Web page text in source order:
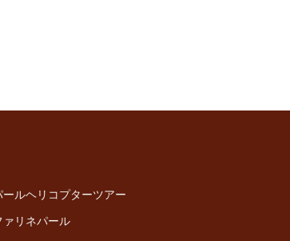
ールヘリコプターツアー
ァリネパール